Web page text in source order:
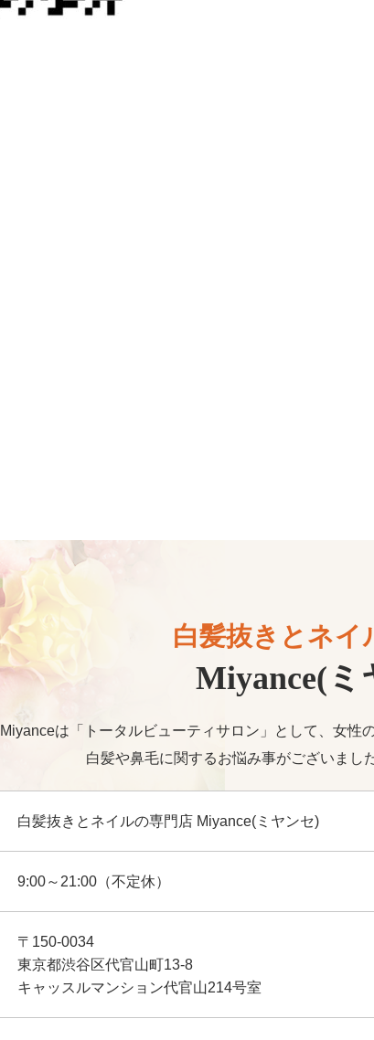
白髪抜きとネイ
Miyance(ミ
Miyanceは「トータルビューティサロン」として、女性
白髪や鼻毛に関するお悩み事がございまし
白髪抜きとネイルの専門店 Miyance(ミヤンセ)
9:00～21:00（不定休）
〒150-0034
東京都渋谷区代官山町13-8
キャッスルマンション代官山214号室